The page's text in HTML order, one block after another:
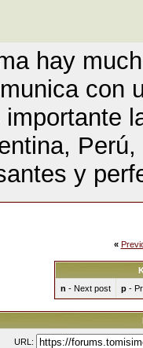
hay
con
y
«
n - Next post p-
URL: